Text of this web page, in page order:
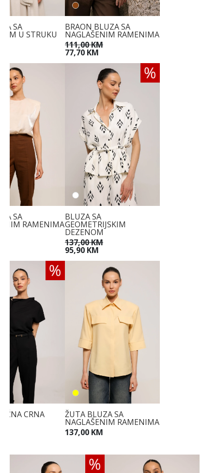
SA
U STRUKU
BRAON BLUZA SA
NAGLAŠENIM RAMENIMA
111,00 KM
77,70 KM
SA
RAMENIMA
BLUZA SA
GEOMETRIJSKIM
DEZENOM
137,00 KM
95,90 KM
CRNA
ŽUTA BLUZA SA
NAGLAŠENIM RAMENIMA
137,00 KM